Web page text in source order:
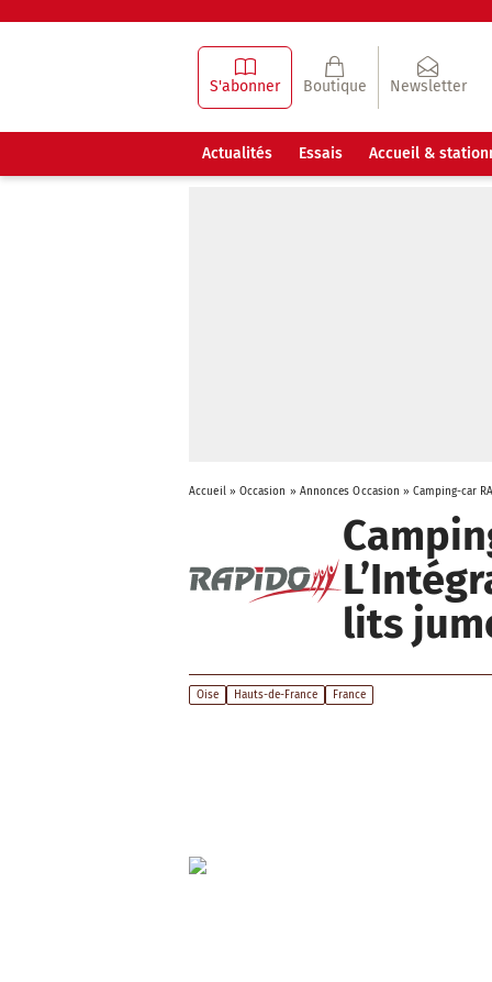
S'abonner Boutique Newsletter
Actualités Essais Accueil &
Accueil» Occasion » Annonces Occasion »Camping-car
lits
Oise Hauts-de-France France